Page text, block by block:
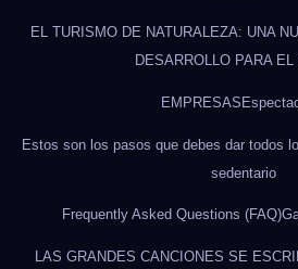
EL TURISMO DE NATURALEZA: UNA
DESARROLLO PARA EL
EMPRESAS
Estos son los pasos que debes dar todos
sedentario
Frequently Asked Questions (FAQ)
LAS GRANDES CANCIONES SE